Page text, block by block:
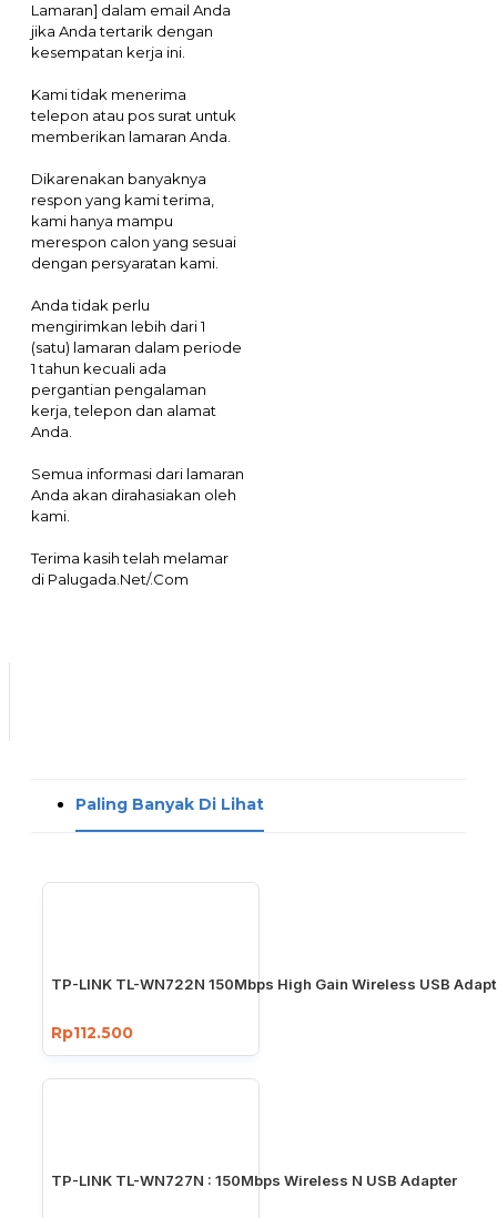
Lamaran] dalam email Anda
jika Anda tertarik dengan
kesempatan kerja ini.
Kami tidak menerima
telepon atau pos surat untuk
memberikan lamaran Anda.
Dikarenakan banyaknya
respon yang kami terima,
kami hanya mampu
merespon calon yang sesuai
dengan persyaratan kami.
Anda tidak perlu
mengirimkan lebih dari 1
(satu) lamaran dalam periode
1 tahun kecuali ada
pergantian pengalaman
kerja, telepon dan alamat
Anda.
Semua informasi dari lamaran
Anda akan dirahasiakan oleh
kami.
Terima kasih telah melamar
di Palugada.Net/.Com
Paling Banyak Di Lihat
TP-LINK TL-WN722N 150Mbps High Gain Wireless USB
Rp112.500
TP-LINK TL-WN727N : 150Mbps Wireless N USB Adapter